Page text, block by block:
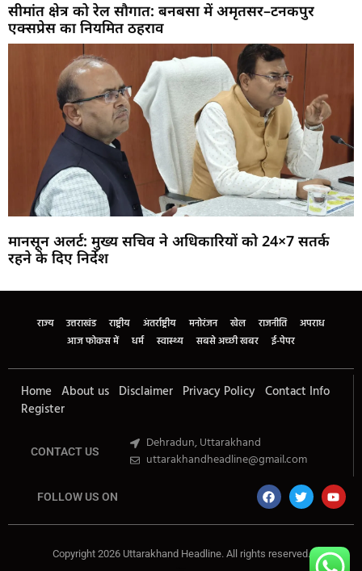
सीमांत क्षेत्र को रेल सौगात: बनबसा में अमृतसर–टनकपुर
एक्सप्रेस का नियमित ठहराव
मानसून अलर्ट: मुख्य सचिव ने अधिकारियों को 24×7 सतर्क
रहने के दिए निर्देश
राज्य उत्तराखंड राष्ट्रीय अंतर्राष्ट्रीय मनोरंजन खेल राजनीति
अपराध
आज फोकस में
धर्म स्वास्थ्य सबसे अच्छी खबर ई-पेपर
Home About us Disclaimer Privacy Policy Contact Info
Register
CONTACT US
Dehradun, Uttarakhand
uttarakhandheadline@gmail.com
FOLLOW US ON
Copyright 2026 Uttarakhand Headline. All rights reserved.